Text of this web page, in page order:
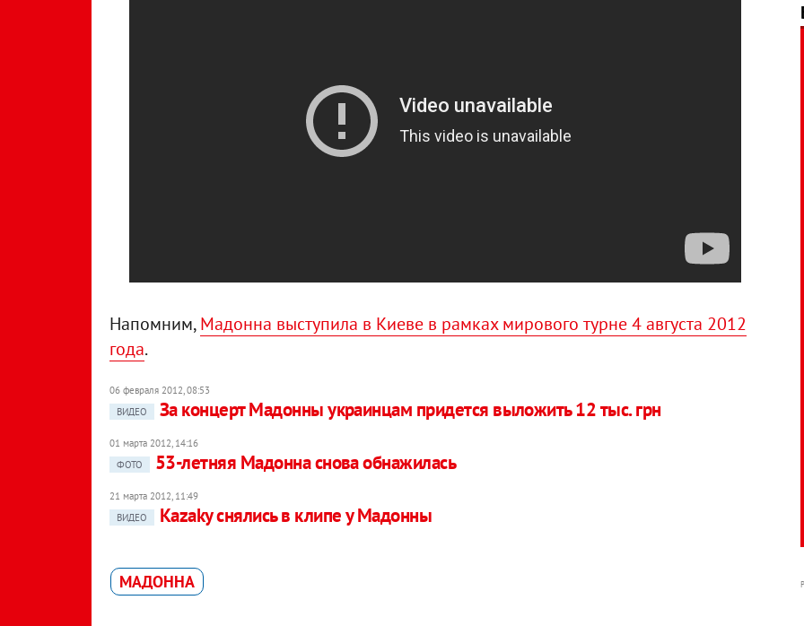
Напомним,Мадонна выступила в Киеве в рамках мирового турне 4 августа 2012
года.
06 февраля 2012, 08:53
ВИДЕО
За концерт Мадонны украинцам придется выложить 12 тыс. грн
01 марта 2012, 14:16
ФОТО
53-летняя Мадонна снова обнажилась
21 марта 2012, 11:49
ВИДЕО
Kazaky снялись в клипе у Мадонны
МАДОННA